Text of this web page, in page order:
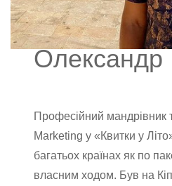
Олександр
Професійний мандрівник
Marketing у «Квитки у
багатьох країнах як по
власним ходом. Був на